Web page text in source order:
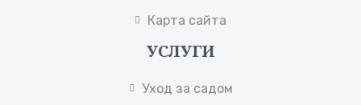
Карта сайта
УСЛУГИ
Уход за садом